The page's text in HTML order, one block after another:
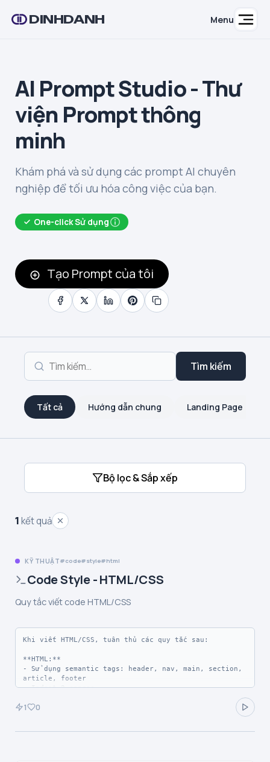
DINHDANH Menu
AI Prompt Studio - Thư
viện Prompt thông
minh
Khám phá và sử dụng các prompt AI chuyên
nghiệp để tối ưu hóa công việc của bạn.
One-click Sử dụng
Tạo Prompt của tôi
Tìm kiếm
Tất cả Hướng dẫn chung Landing Page
Bộ lọc & Sắp xếp
1kết quả
KỸ THUẬT code style html
Code Style - HTML/CSS
Quy tắc viết code HTML/CSS
Khi viết HTML/CSS, tuân thủ các quy tắc sau:
**HTML:**
- Sử dụng semantic tags: header, nav, main, section,
article, footer
- Indent 2 spaces
src/href, alt/title
1 0